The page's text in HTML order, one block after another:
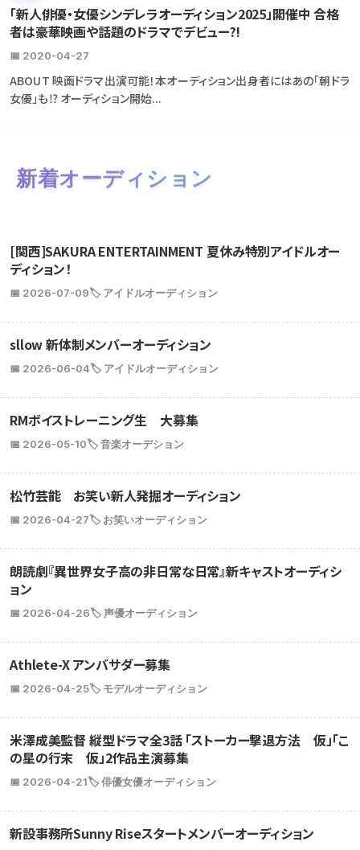
「新人俳優・女優シンデレラオーディション2025」開催中 合格
者は豪華映画や話題のドラマでデビュー?!
📅 2020-04-27
ABOUT 映画ドラマ出演可能！本オーディション出身者にはあの「朝ドラ
女優」も⁉ オーディション開始...
新着オーディション
[関西]SAKURA ENTERTAINMENT 夏休み特別アイドルオー
ディション！
📅 2026-07-09🏷️ アイドルオーディション
sllow 新体制メンバーオーディション
📅 2026-06-04🏷️ アイドルオーディション
RMボイストレーニング生 大募集
📅 2026-05-10🏷️ 音楽オーデション
松竹芸能 お笑い新人発掘オーディション
📅 2026-04-27🏷️ お笑いオーディション
朗読劇『異世界女子高の非日常な日常』新キャストオーディシ
ョン
📅 2026-04-26🏷️ 声優オーディション
Athlete-X アンバサダー募集
📅 2026-04-25🏷️ モデルオーディション
米澤成美監督 縦型ドラマ全3話 「ストーカー撃退方法 仮」「こ
の星の行末 仮」2作品主演募集
📅 2026-04-21🏷️ 俳優女優オーディション
新設事務所Sunny Riseスタートメンバーオーディション